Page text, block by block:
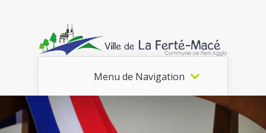
Menu de Navigation